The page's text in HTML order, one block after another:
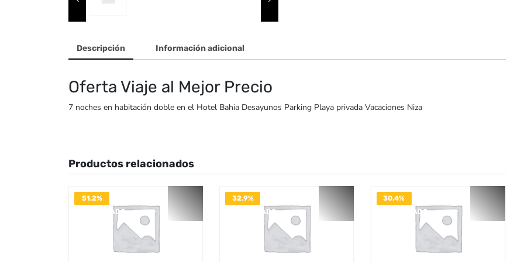
Descripción Información adicional
Oferta Viaje al Mejor Precio
7 noches en habitación doble en el Hotel Bahia Desayunos Parking Playa privada Vacaciones Niza
Productos relacionados
51.2%
DESACTIVADO
32.9%
DESACTIVADO
30.4%
DESACTIVADO